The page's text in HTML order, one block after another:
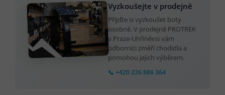
Vyzkoušejte v prodejně
Přijďte si vyzkoušet boty
osobně. V prodejně PROTREK
v Praze-Uhříněvsi vám
odborníci změří chodidla a
pomohou jejich výběrem.
📞 +420 226 886 364